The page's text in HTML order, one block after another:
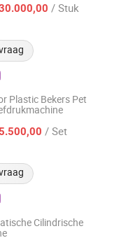
/ Stuk
Plastic Bekers Pet
/ Set
Co., Ltd.
Cilindrische